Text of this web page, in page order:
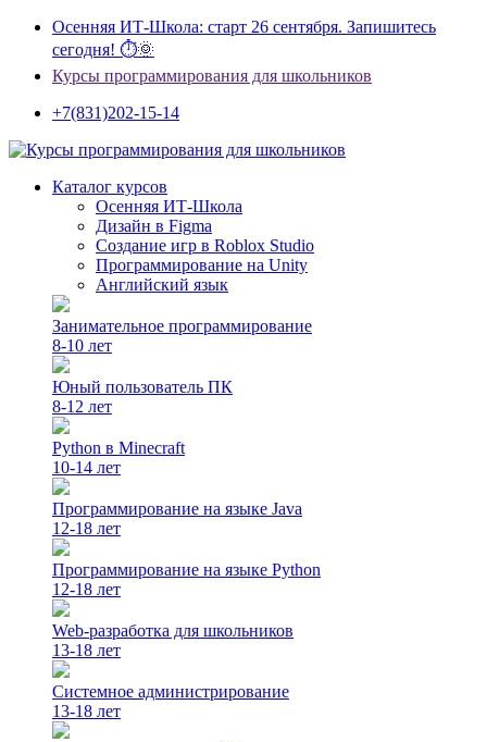
Осенняя ИТ-Школа: старт 26 сентября. Запишитесь
сегодня! ⏱🌞
Курсы программирования для школьников
+7(831)202-15-14
Каталог курсов
Осенняя ИТ-Школа
Дизайн в Figma
Создание игр в Roblox Studio
Программирование на Unity
Английский язык
Занимательное программирование
8-10 лет
Юный пользователь ПК
8-12 лет
Python в Minecraft
10-14 лет
Программирование на языке Java
12-18 лет
Программирование на языке Python
12-18 лет
Web-разработка для школьников
13-18 лет
Системное администрирование
13-18 лет